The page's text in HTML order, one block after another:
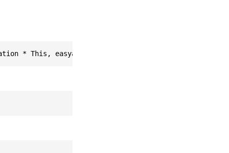
* This, easyar_RecordProfile profile)